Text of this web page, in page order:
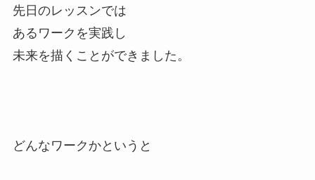
先日のレッスンでは
あるワークを実践し
未来を描くことができました。
どんなワークかというと